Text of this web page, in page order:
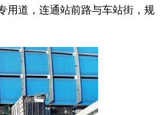
用道，连通站前路与车站街，规